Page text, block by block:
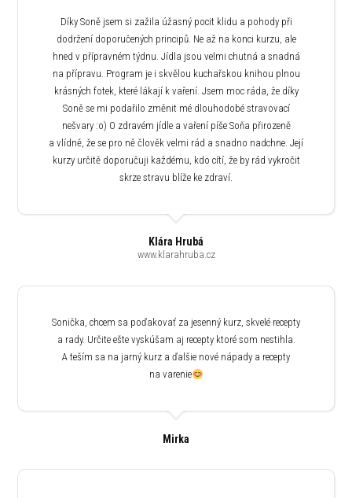
Díky Soně jsem si zažila úžasný pocit klidu a pohody při
dodržení doporučených principů. Ne až na konci kurzu, ale
hned v přípravném týdnu. Jídla jsou velmi chutná a snadná
na přípravu. Program je i skvělou kuchařskou knihou plnou
krásných fotek, které lákají k vaření. Jsem moc ráda, že díky
Soně se mi podařilo změnit mé dlouhodobé stravovací
nešvary :o) O zdravém jídle a vaření píše Soňa přirozeně
a vlídně, že se pro ně člověk velmi rád a snadno nadchne. Její
kurzy určitě doporučuji každému, kdo cítí, že by rád vykročit
skrze stravu blíže ke zdraví.
Klára Hrubá
www.klarahruba.cz
Sonička, chcem sa poďakovať za jesenný kurz, skvelé recepty
a rady. Určite ešte vyskúšam aj recepty ktoré som nestihla.
A teším sa na jarný kurz a ďalšie nové nápady a recepty
na varenie
Mirka